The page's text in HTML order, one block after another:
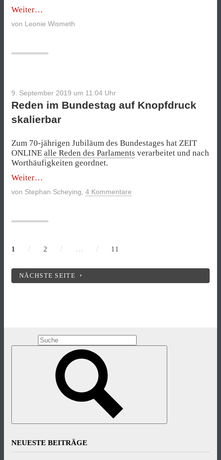
Weiter„Der
–
von Leonie Wismeth
9. September 2019 um 11:04 Uhr
Reden im Bundestag auf Knopfdruck
skalierbar
Zum 70-jährigen Jubiläum des Bundestages hat ZEIT
ONLINE alle Reden des Parlaments verarbeitet und nach
Worthäufigkeiten geordnet.
Weiter„Reden
im
Bundestag
von Stephan Scheying 4 Kommentare
1 / 2 / … / 11
NÄCHSTE SEITE
NEUESTE BEITRÄGE